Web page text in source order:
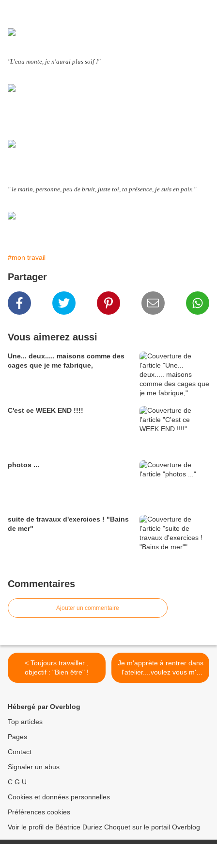
"L'eau monte, je n'aurai plus soif !"
" le matin, personne, peu de bruit, juste toi, ta présence, je suis en paix."
#mon travail
Partager
Vous aimerez aussi
Une... deux..... maisons comme des
cages que je me fabrique,
C'est ce WEEK END !!!!
photos ...
suite de travaux d'exercices ! "Bains
de mer"
Commentaires
Ajouter un commentaire
< Toujours travailler ,
objectif : "Bien être" !
Je m'apprète à rentrer dans
l'atelier....voulez vous m'y
suivre ? >
Hébergé par Overblog
Top articles
Pages
Contact
Signaler un abus
C.G.U.
Cookies et données personnelles
Préférences cookies
Voir le profil de Béatrice Duriez Choquet sur le portail Overblog